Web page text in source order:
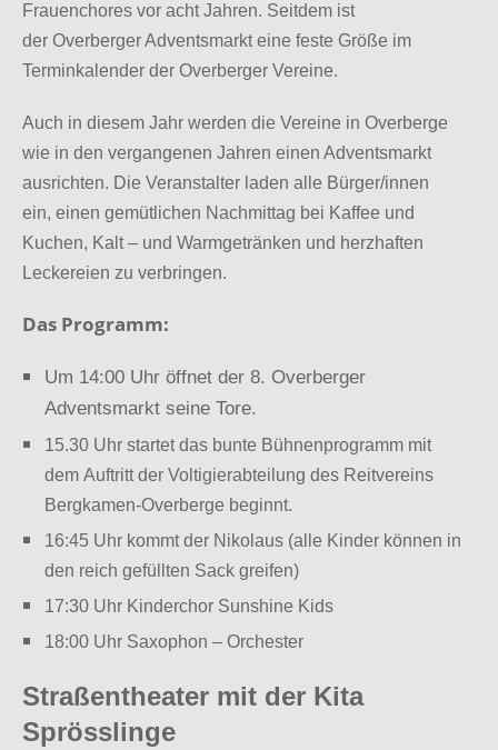
Frauenchores vor acht Jahren. Seitdem ist
der Overberger Adventsmarkt eine feste Größe im
Terminkalender der Overberger Vereine.
Auch in diesem Jahr werden die Vereine in Overberge
wie in den vergangenen Jahren einen Adventsmarkt
ausrichten. Die Veranstalter laden alle Bürger/innen
ein, einen gemütlichen Nachmittag bei Kaffee und
Kuchen, Kalt – und Warmgetränken und herzhaften
Leckereien zu verbringen.
Das Programm:
Um 14:00 Uhr öffnet der 8. Overberger
Adventsmarkt seine Tore.
15.30 Uhr startet das bunte Bühnenprogramm mit
dem Auftritt der Voltigierabteilung des Reitvereins
Bergkamen-Overberge beginnt.
16:45 Uhr kommt der Nikolaus (alle Kinder können in
den reich gefüllten Sack greifen)
17:30 Uhr Kinderchor Sunshine Kids
18:00 Uhr Saxophon – Orchester
Straßentheater mit der Kita
Sprösslinge